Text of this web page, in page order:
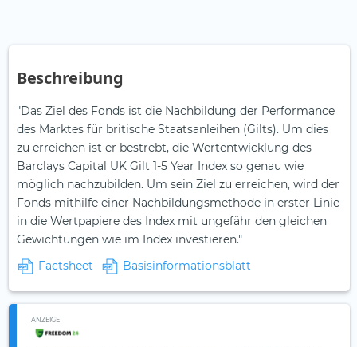
Beschreibung
"Das Ziel des Fonds ist die Nachbildung der Performance
des Marktes für britische Staatsanleihen (Gilts). Um dies
zu erreichen ist er bestrebt, die Wertentwicklung des
Barclays Capital UK Gilt 1-5 Year Index so genau wie
möglich nachzubilden. Um sein Ziel zu erreichen, wird der
Fonds mithilfe einer Nachbildungsmethode in erster Linie
in die Wertpapiere des Index mit ungefähr den gleichen
Gewichtungen wie im Index investieren."
Factsheet
Basisinformationsblatt
ANZEIGE